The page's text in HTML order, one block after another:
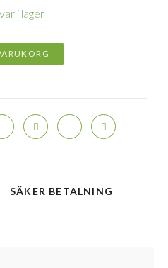
i lager
SÄKER BETALNING